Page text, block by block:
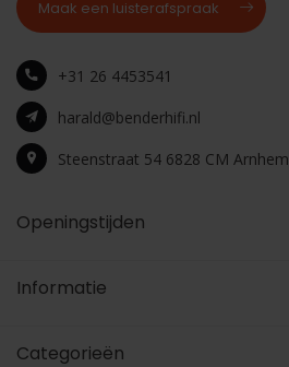
Maak een luisterafspraak
+31 26 4453541
harald@benderhifi.nl
Steenstraat 54 6828 CM Arnhem
Openingstijden
Informatie
Categorieën